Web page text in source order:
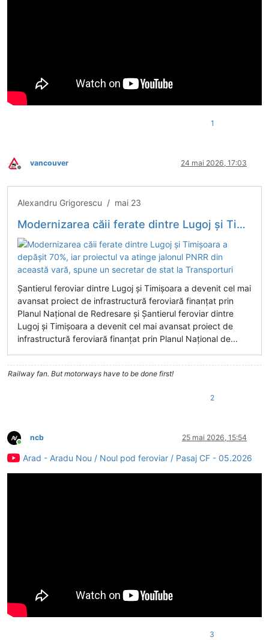
1
Deconectat
vancouver 24 mai 2026, 17:03
Alexandru Grigorescu / mai 23
Modernizarea căii ferate dintre Lugoj și Timișoara a depășit 70%, iar proiectul va atinge jalonul PNRR din această vară, spune un secretar de stat la Transporturi
Șantierul feroviar dintre Lugoj și Timișoara a devenit cel mai
avansat proiect de infrastructură feroviară finanțat prin
Planul Național de Redresare și Șantierul feroviar dintre
Lugoj și Timișoara a devenit cel mai avansat proiect de
infrastructură feroviară finanțat prin Planul Național de...
Railway fan. But motorways have to be done first!
2
Conectat
ncb 25 mai 2026, 15:54
Arad - Aradu Nou / Noul pod feroviar / Pasaj CF - 05.2026
3